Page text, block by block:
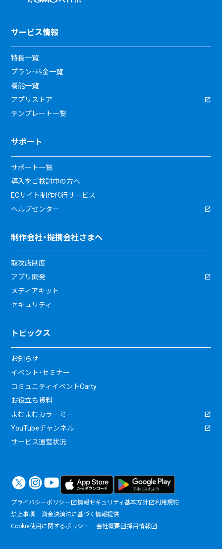
サービス情報
特長一覧
プラン・料金一覧
機能一覧
アプリストア
テンプレート一覧
サポート
サポート一覧
導入をご検討中の方へ
ECサイト制作代行サービス
ヘルプセンター
制作会社・提携会社さまへ
取次店制度
アプリ開発
メディアキット
セキュリティ
トピックス
お知らせ
イベント・セミナー
コミュニティイベントCarty
お役立ち資料
よむよむカラーミー
YouTubeチャンネル
サービス運営状況
プライバシーポリシー 情報セキュリティ基本方針
利用規約
禁止事項
資金決済法に基づく情報提供
Cookie使用に関するポリシー
会社概要 採用情報